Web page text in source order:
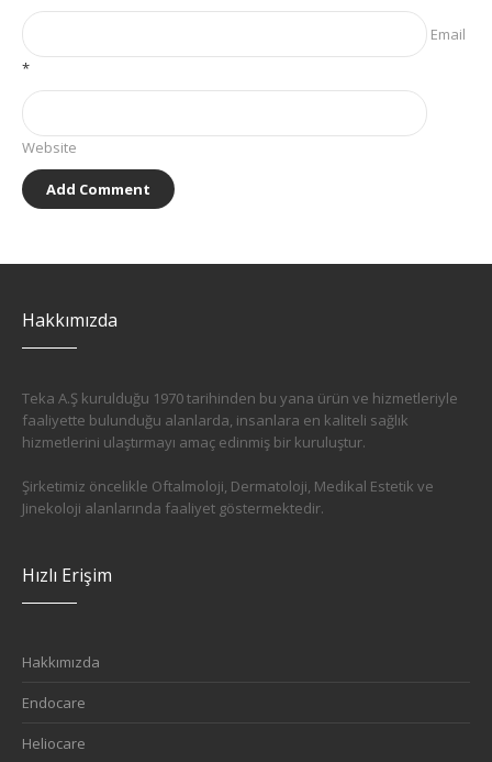
Email
*
Website
Hakkımızda
Teka A.Ş kurulduğu 1970 tarihinden bu yana ürün ve hizmetleriyle
faaliyette bulunduğu alanlarda, insanlara en kaliteli sağlık
hizmetlerini ulaştırmayı amaç edinmiş bir kuruluştur.
Şirketimiz öncelikle Oftalmoloji, Dermatoloji, Medikal Estetik ve
Jinekoloji alanlarında faaliyet göstermektedir.
Hızlı Erişim
Hakkımızda
Endocare
Heliocare